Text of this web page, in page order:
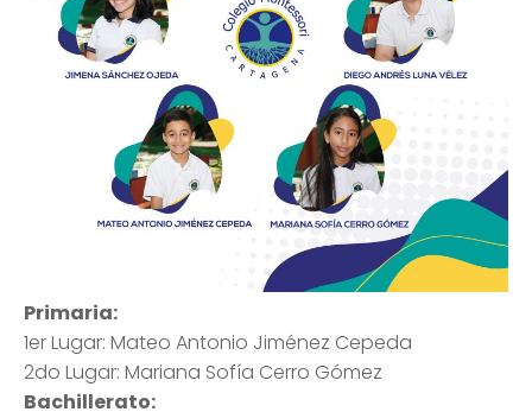
Primaria:
1er Lugar: Mateo Antonio Jiménez Cepeda
2do Lugar: Mariana Sofía Cerro Gómez
Bachillerato: